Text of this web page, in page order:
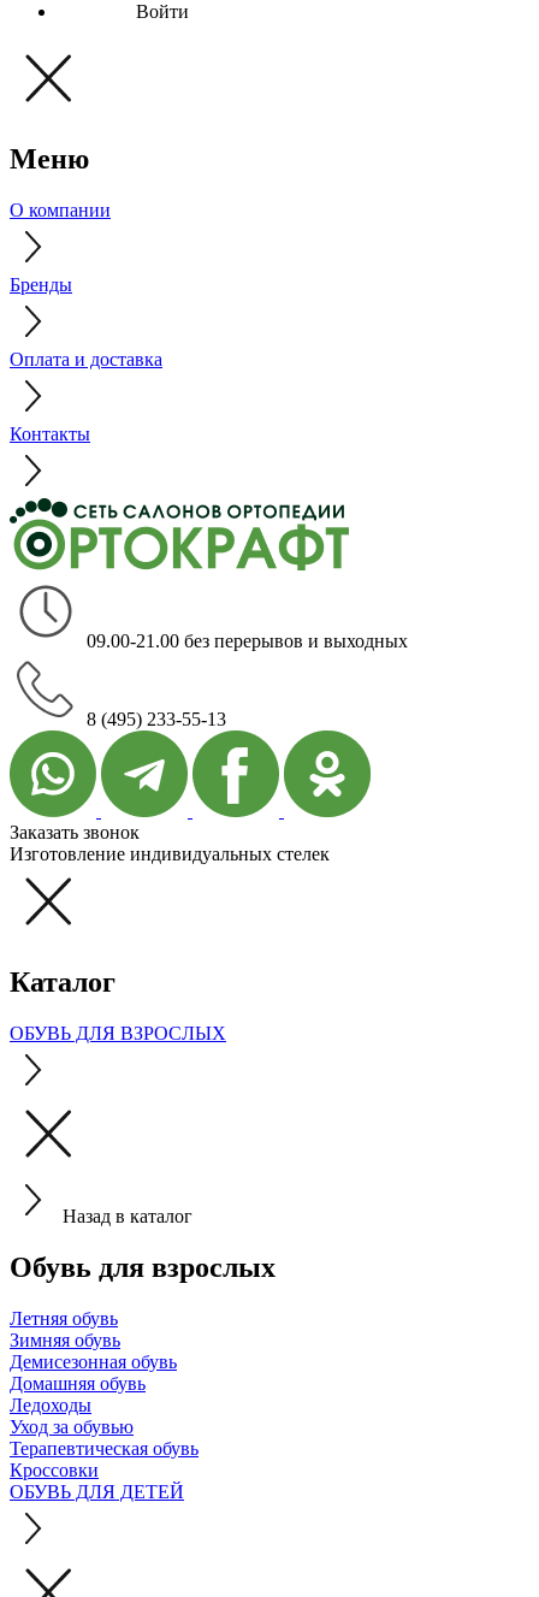
Войти
Меню
О компании
Бренды
Оплата и доставка
Контакты
09.00-21.00 без перерывов и выходных
8 (495) 233-55-13
Заказать звонок
Изготовление индивидуальных стелек
Каталог
ОБУВЬ ДЛЯ ВЗРОСЛЫХ
Назад в каталог
Обувь для взрослых
Летняя обувь
Зимняя обувь
Демисезонная обувь
Домашняя обувь
Ледоходы
Уход за обувью
Терапевтическая обувь
Кроссовки
ОБУВЬ ДЛЯ ДЕТЕЙ